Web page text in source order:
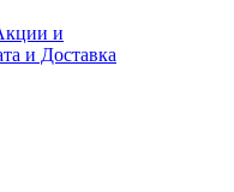
и
и Доставка